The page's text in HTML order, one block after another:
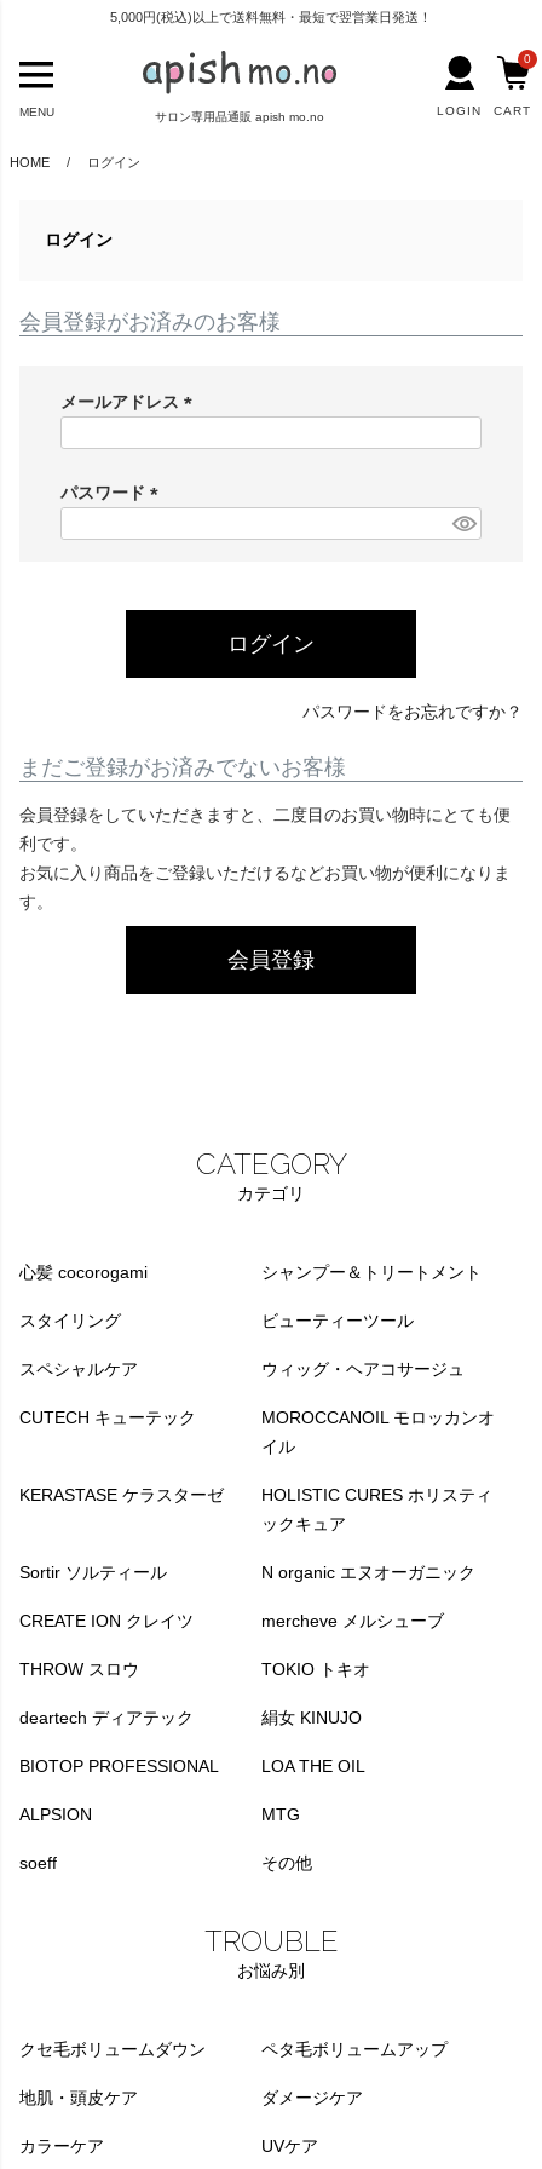
5,000円(税込)以上で送料無料・最短で翌営業日発送！
サロン専用品通販 apish mo.no
MENU LOGIN CART
0
HOME ログイン
ログイン
会員登録がお済みのお客様
メールアドレス
パスワード
)
ログイン
パスワードをお忘れですか？
まだご登録がお済みでないお客様
会員登録をしていただきますと、二度目のお買い物時にとても便
利です。
お気に入り商品をご登録いただけるなどお買い物が便利になりま
す。
会員登録
CATEGORY
カテゴリ
心髪 cocorogami シャンプー＆トリートメント
スタイリング ビューティーツール
スペシャルケア ウィッグ・ヘアコサージュ
CUTECH キューテック
MOROCCANOIL モロッカンオ
イル
KERASTASE ケラスターゼ
HOLISTIC CURES ホリスティ
ックキュア
Sortir ソルティール N organic エヌオーガニック
CREATE ION クレイツ mercheve メルシューブ
THROW スロウ TOKIO トキオ
deartech ディアテック 絹女 KINUJO
BIOTOP PROFESSIONAL LOA THE OIL
ALPSION MTG
soeff その他
TROUBLE
お悩み別
クセ毛ボリュームダウン ペタ毛ボリュームアップ
地肌・頭皮ケア ダメージケア
カラーケア UVケア